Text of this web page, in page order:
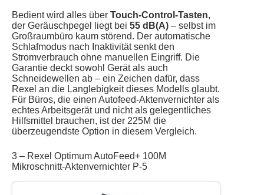
Bedient wird alles über Touch-Control-Tasten,
der Geräuschpegel liegt bei 55 dB(A) – selbst im
Großraumbüro kaum störend. Der automatische
Schlafmodus nach Inaktivität senkt den
Stromverbrauch ohne manuellen Eingriff. Die
Garantie deckt sowohl Gerät als auch
Schneidewellen ab – ein Zeichen dafür, dass
Rexel an die Langlebigkeit dieses Modells glaubt.
Für Büros, die einen Autofeed-Aktenvernichter als
echtes Arbeitsgerät und nicht als gelegentliches
Hilfsmittel brauchen, ist der 225M die
überzeugendste Option in diesem Vergleich.
3 – Rexel Optimum AutoFeed+ 100M
Mikroschnitt-Aktenvernichter P-5